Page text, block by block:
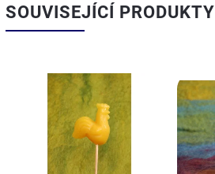
SOUVISEJÍCÍ PRODUKTY